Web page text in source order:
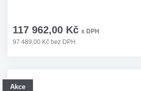
117 962,00 Kč s DPH
97 489,00 Kč bez DPH
Akce